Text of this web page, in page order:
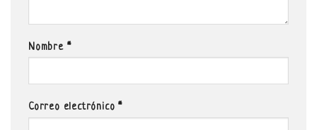
Nombre *
Correo electrónico*